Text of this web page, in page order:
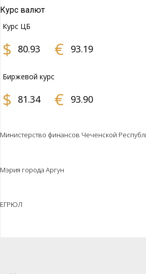
Курс валют
Курс ЦБ
$ 80.93 € 93.19
Биржевой курс
$ 81.34 € 93.90
Министерство финансов Чеченской
Мэрия города Аргун
ЕГРЮЛ